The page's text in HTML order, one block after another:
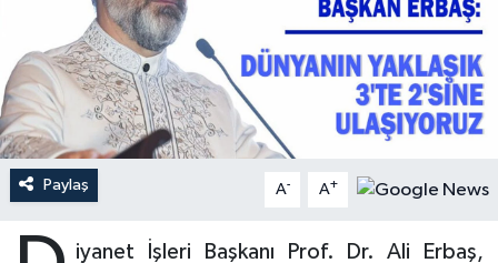
Paylaş A- A+
iyanet İşleri Başkanı Prof. Dr. Ali Erbaş,
Artvin Müftülüğü
Aydın Müftülüğü
Balıkesir Müftülüğü
Bartın Müftülüğü
Batman Müftülüğü
Kurban
Mukabele
Peygamberimizin Hayatı
Ramazan
Sahabeler
DİYANET AKADEMİ
DİYANET GENÇLİK
DİYANET RADYO/TV
DEPREM
Dünya